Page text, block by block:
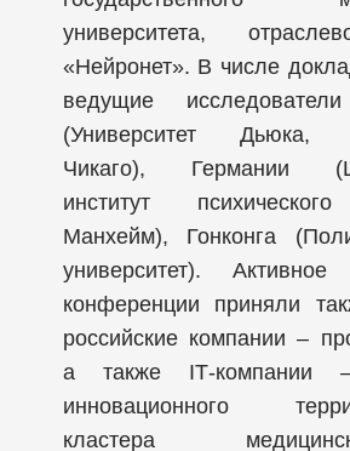
университета,
«Нейронет». В числе
ведущие
(Университет Дьюка,
Чикаго), Германии
институт
Манхейм), Гонконга
университет).
конференции приняли
российские компании –
а также IТ-компании –
инновационного
кластера